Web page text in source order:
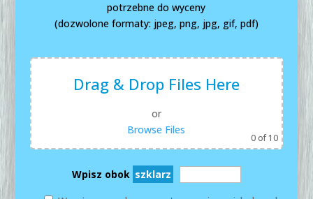
potrzebne do wyceny
(dozwolone formaty: jpeg, png, jpg, gif, pdf)
Drag & Drop Files Here
or
Browse Files
0of 10
Wpisz obok szklarz